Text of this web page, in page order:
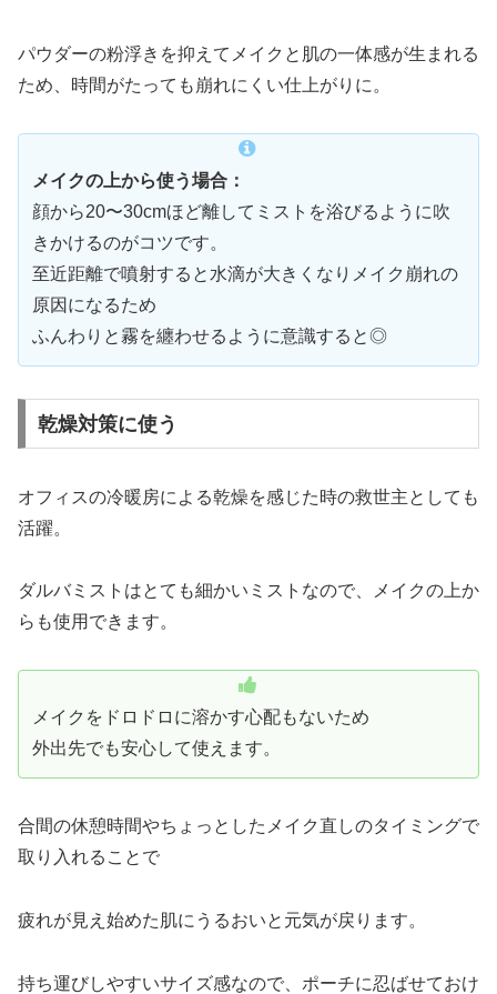
パウダーの粉浮きを抑えてメイクと肌の一体感が生まれる
ため、時間がたっても崩れにくい仕上がりに。
メイクの上から使う場合：
顔から20〜30cmほど離してミストを浴びるように吹
きかけるのがコツです。
至近距離で噴射すると水滴が大きくなりメイク崩れの
原因になるため
ふんわりと霧を纏わせるように意識すると◎
乾燥対策に使う
オフィスの冷暖房による乾燥を感じた時の救世主としても
活躍。
ダルバミストはとても細かいミストなので、メイクの上か
らも使用できます。
メイクをドロドロに溶かす心配もないため
外出先でも安心して使えます。
合間の休憩時間やちょっとしたメイク直しのタイミングで
取り入れることで
疲れが見え始めた肌にうるおいと元気が戻ります。
持ち運びしやすいサイズ感なので、ポーチに忍ばせておけ